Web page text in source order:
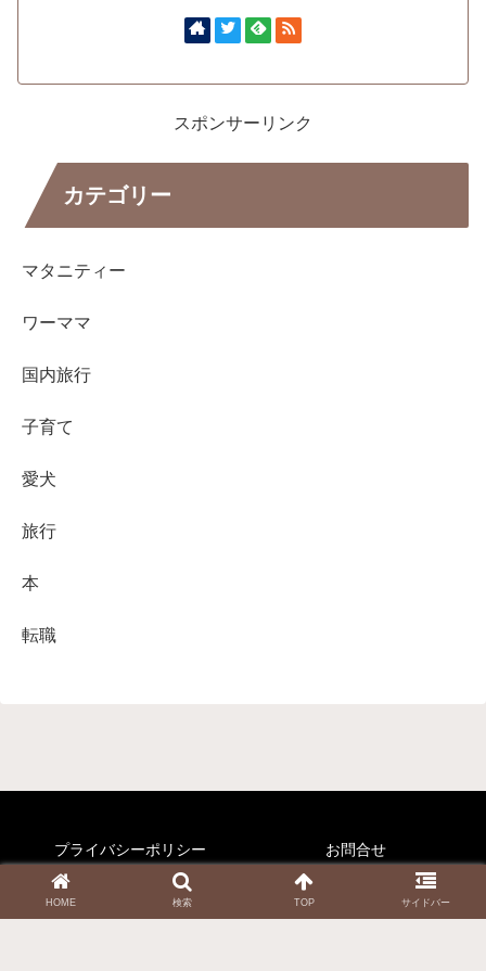
スポンサーリンク
カテゴリー
マタニティー
ワーママ
国内旅行
子育て
愛犬
旅行
本
転職
プライバシーポリシー お問合せ
© 2020-2026 くりすのすすめ.
HOME 検索 TOP サイドバー